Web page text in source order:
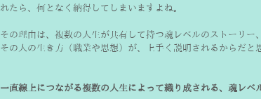
れたら、何となく納得してしまいますよね。
その理由は、複数の人生が共有して持つ魂レベルのストーリ
その人の生き方（職業や思想）が、上手く説明されるからだと
一直線上につながる複数の人生によって織り成される、魂レベ